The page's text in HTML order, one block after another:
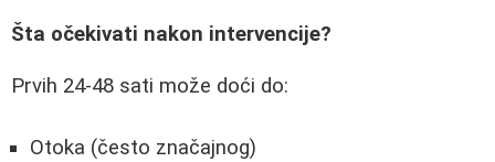
Šta očekivati nakon intervencije?
Prvih 24-48 sati može doći do:
Otoka (često značajnog)